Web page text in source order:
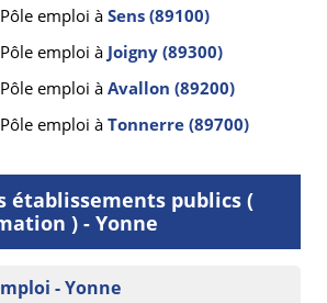
emploi à Sens (89100)
emploi à Joigny (89300)
emploi à Avallon (89200)
emploi à Tonnerre (89700)
établissements publics (
) - Yonne
- Yonne